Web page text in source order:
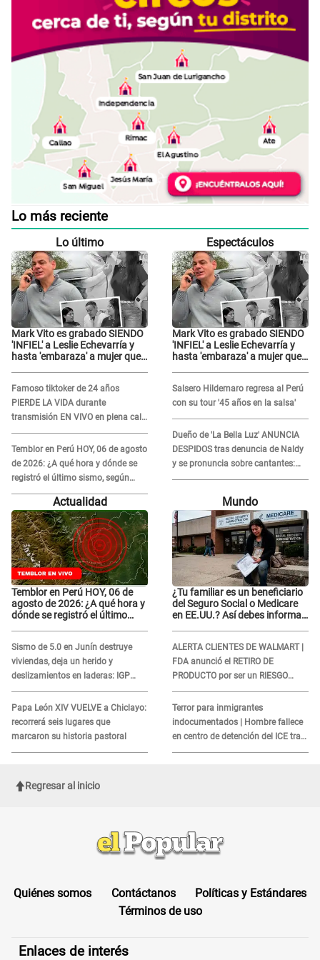
Lo más reciente
Lo último
Mark Vito es grabado SIENDO
'INFIEL' a Leslie Echevarría y
hasta 'embaraza' a mujer que
Famoso tiktoker de 24 años
PIERDE LA VIDA durante
transmisión EN VIVO en plena calle
y desata conmoción
Temblor en Perú HOY, 06 de agosto
de 2026: ¿A qué hora y dónde se
registró el último sismo, según
IGP?
Espectáculos
Mark Vito es grabado SIENDO
'INFIEL' a Leslie Echevarría y
hasta 'embaraza' a mujer que
Salsero Hildemaro regresa al Perú
con su tour '45 años en la salsa'
Dueño de 'La Bella Luz' ANUNCIA
DESPIDOS tras denuncia de Naldy
y se pronuncia sobre cantantes:
"Mis chicas están siendo
Actualidad
Temblor en Perú HOY, 06 de
agosto de 2026: ¿A qué hora y
dónde se registró el último
Sismo de 5.0 en Junín destruye
viviendas, deja un herido y
deslizamientos en laderas: IGP
alerta sobre posibles réplicas
Papa León XIV VUELVE a Chiclayo:
recorrerá seis lugares que
marcaron su historia pastoral
Mundo
¿Tu familiar es un beneficiario
del Seguro Social o Medicare
en EE.UU.? Así debes informar
ALERTA CLIENTES DE WALMART |
FDA anunció el RETIRO DE
PRODUCTO por ser un RIESGO
MORTAL para consumidores: ¿Cuál
es?
Terror para inmigrantes
indocumentados | Hombre fallece
en centro de detención del ICE tras
sufrir una "emergencia médica"
Regresar al inicio
Quiénes somos Contáctanos
Políticas y Estándares
Términos de uso
Enlaces de interés